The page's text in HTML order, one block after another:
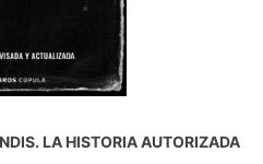
LA HISTORIA AUTORIZADA